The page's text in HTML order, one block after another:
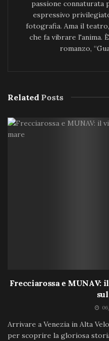
passione connaturata
espressivo
fotografia. Ama il
che fa vibrare l'anima.
romanzo,
Related Posts
Frecciarossa e MUNAV:
Arrivare a Venezia in Alta
per scoprire la gloriosa